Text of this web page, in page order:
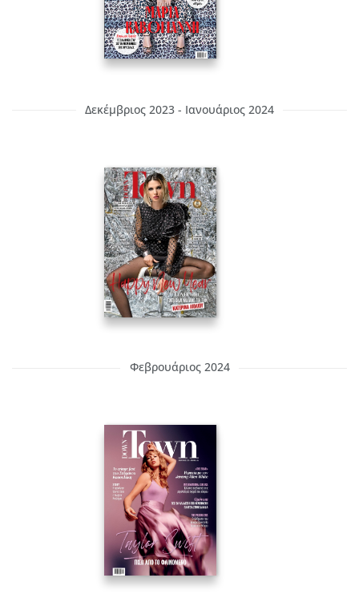
Δεκέμβριος 2023 - Ιανουάριος 2024
Φεβρουάριος 2024